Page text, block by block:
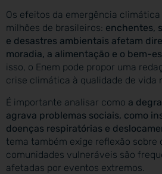
Os efeitos da emergência
milhões de brasileiros: enchentes,
e desastres ambientais afetam
moradia, a alimentação e o bem-
isso, o Enem pode propor uma
crise climática à qualidade de vida
É importante analisar como a
agrava problemas sociais, como
doenças respiratórias e
tema também exige reflexão sobre
comunidades vulneráveis são
afetadas por eventos extremos.